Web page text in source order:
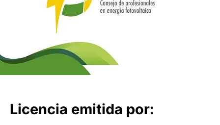
Licencia emitida por: